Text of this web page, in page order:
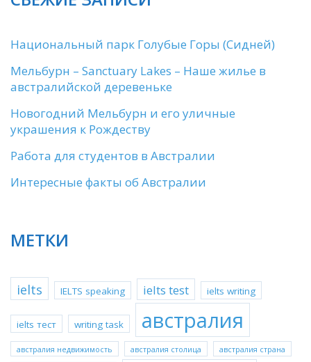
Национальный парк Голубые Горы (Сидней)
Мельбурн – Sanctuary Lakes – Наше жилье в
австралийской деревеньке
Новогодний Мельбурн и его уличные
украшения к Рождеству
Работа для студентов в Австралии
Интересные факты об Австралии
МЕТКИ
ielts IELTS speaking ielts test ielts writing
ielts тест writing task австралия
австралия недвижимость австралия столица австралия страна